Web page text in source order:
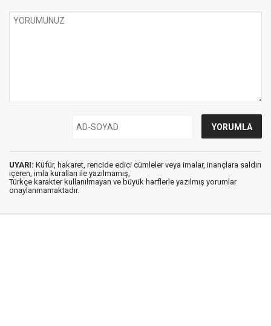
UYARI: Küfür, hakaret, rencide edici cümleler veya imalar, inançlara saldırı
içeren, imla kuralları ile yazılmamış,
Türkçe karakter kullanılmayan ve büyük harflerle yazılmış yorumlar
onaylanmamaktadır.